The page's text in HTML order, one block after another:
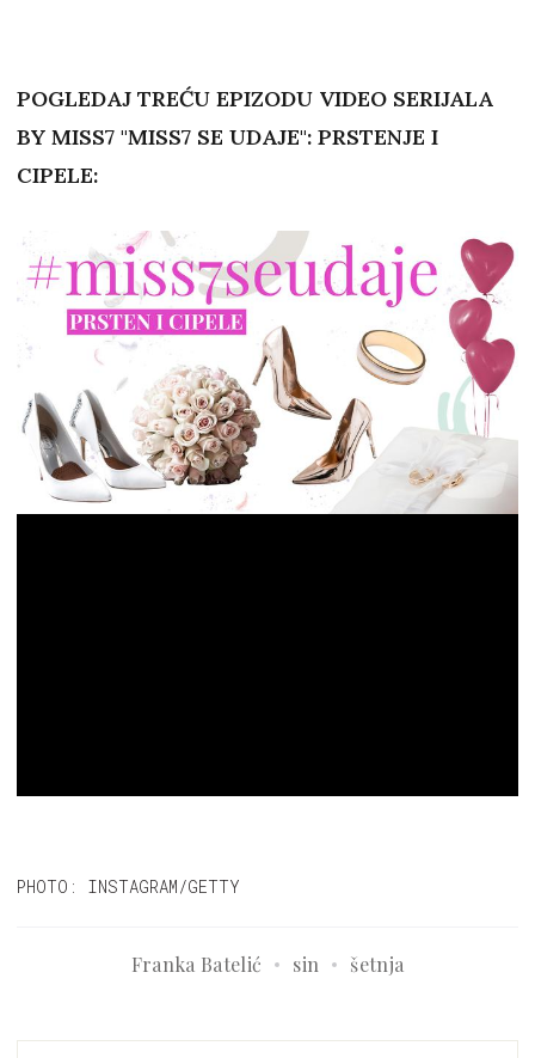
POGLEDAJ TREĆU EPIZODU VIDEO SERIJALA
BY MISS7 "MISS7 SE UDAJE": PRSTENJE I
CIPELE:
PHOTO: INSTAGRAM/GETTY
Franka Batelić sin šetnja